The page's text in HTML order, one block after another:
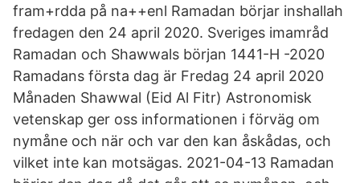
fram+rdda på na++enl Ramadan börjar inshallah
fredagen den 24 april 2020. Sveriges imamråd
Ramadan och Shawwals början 1441-H -2020
Ramadans första dag är Fredag 24 april 2020
Månaden Shawwal (Eid Al Fitr) Astronomisk
vetenskap ger oss informationen i förväg om
nymåne och när och var den kan åskådas, och
vilket inte kan motsägas. 2021-04-13 Ramadan